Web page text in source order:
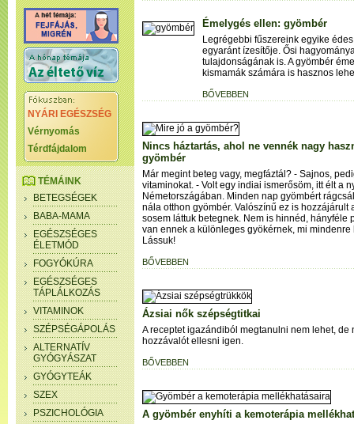
NYÁRI EGÉSZSÉG
Vérnyomás
Térdfájdalom
TÉMÁINK
BETEGSÉGEK
BABA-MAMA
EGÉSZSÉGES
ÉLETMÓD
FOGYÓKÚRA
EGÉSZSÉGES
TÁPLÁLKOZÁS
VITAMINOK
SZÉPSÉGÁPOLÁS
ALTERNATÍV
GYÓGYÁSZAT
GYÓGYTEÁK
SZEX
PSZICHOLÓGIA
Émelygés ellen: gyömbér
Legrégebbi fűszereink egyike
egyaránt ízesítője. Ősi
tulajdonságának is. A gyömbér
kismamák számára is hasznos
BŐVEBBEN
Nincs háztartás, ahol ne vennék nagy
gyömbér
Már megint beteg vagy, megfáztál? - Sajnos,
vitaminokat. - Volt egy indiai ismerősöm, itt élt a
Németországában. Minden nap gyömbért
nála otthon gyömbér. Valószínű ez is hozzájárult
sosem láttuk betegnek. Nem is hinnéd, hányféle
van ennek a különleges gyökérnek, mi mindenre
Lássuk!
BŐVEBBEN
Ázsiai nők szépségtitkai
A receptet igazándiból megtanulni nem lehet, de
hozzávalót ellesni igen.
BŐVEBBEN
A gyömbér enyhíti a kemoterápia